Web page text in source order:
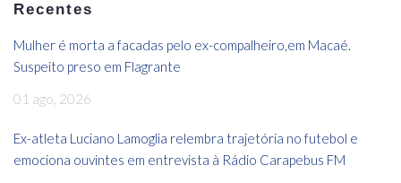
Recentes
Mulher é morta a facadas pelo ex-compalheiro,em Macaé.
Suspeito preso em Flagrante
01 ago, 2026
Ex-atleta Luciano Lamoglia relembra trajetória no futebol e
emociona ouvintes em entrevista à Rádio Carapebus FM